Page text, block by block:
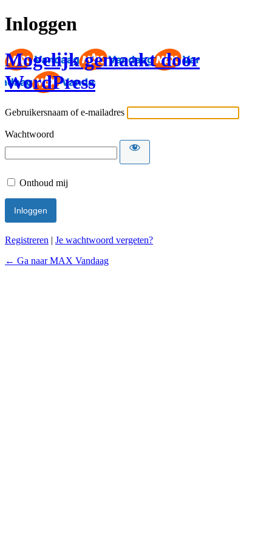
Inloggen
Mogelijk gemaakt door
WordPress
Gebruikersnaam of e-mailadres
Wachtwoord
Onthoud mij
Registreren | Je wachtwoord vergeten?
← Ga naar MAX Vandaag